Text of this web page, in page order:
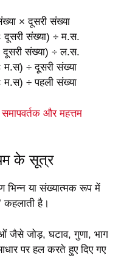
× दूसरी संख्या
संख्या) ÷ म.स.
संख्या) ÷ ल.स.
÷ दूसरी संख्या
÷ पहली संख्या
और महत्तम
के सूत्र
भिन्न या संख्यात्मक रूप में
कहलाती है।
जैसे जोड़, घटाव, गुणा, भाग
पर हल करते हुए दिए गए